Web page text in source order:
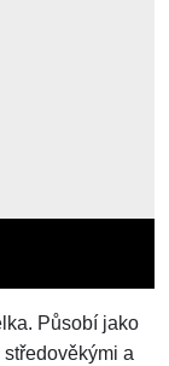
Působí jako
a